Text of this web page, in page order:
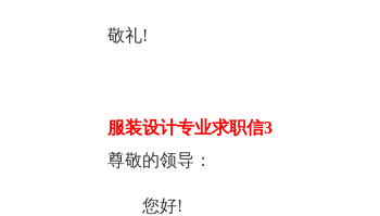
敬礼!
服装设计专业求职信3
尊敬的领导：
您好!